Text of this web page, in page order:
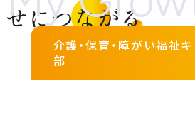
せにつながる
介護・保育・障がい福祉
部